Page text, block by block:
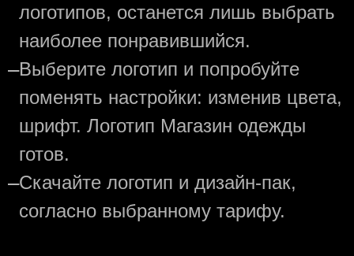
логотипов, останется лишь выбрать
наиболее понравившийся.
—Выберите логотип и попробуйте
поменять настройки: изменив цвета,
шрифт. Логотип Магазин одежды
готов.
—Скачайте логотип и дизайн-пак,
согласно выбранному тарифу.